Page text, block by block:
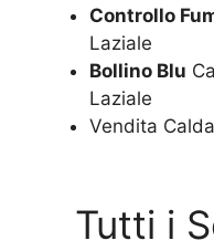
Controllo
Laziale
Bollino Blu
Laziale
Vendita
Tutti i